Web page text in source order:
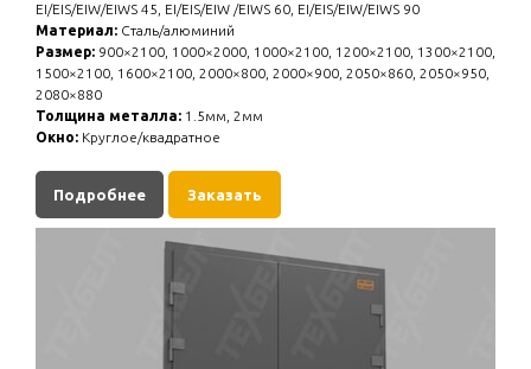
EI/EIS/EIW/EIWS 45, EI/EIS/EIW /EIWS 60, EI/EIS/EIW/EIWS 90
Материал: Сталь/алюминий
Размер: 900×2100, 1000×2000, 1000×2100, 1200×2100, 1300×2100,
1500×2100, 1600×2100, 2000×800, 2000×900, 2050×860, 2050×950,
2080×880
Толщина металла: 1.5мм, 2мм
Окно: Круглое/квадратное
Подробнее Заказать